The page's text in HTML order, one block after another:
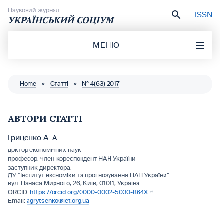
Науковий журнал
УКРАЇНСЬКИЙ СОЦІУМ ISSN
МЕНЮ
Home » Статті » № 4(63) 2017
АВТОРИ СТАТТІ
Гриценко А. А.
доктор економічних наук
професор, член-кореспондент НАН України
заступник директора,
ДУ “Інститут економіки та прогнозування НАН України”
вул. Панаса Мирного, 26, Київ, 01011, Україна
https://orcid.org/0000-0002-5030-864X
agrytsenko@ief.org.ua